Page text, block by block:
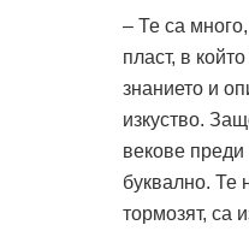
– Те са
пласт, в
знанието и
изкуство.
векове
буквално. Те
тормозят, са